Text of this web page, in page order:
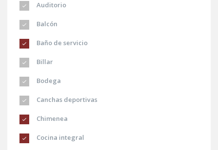
Auditorio
Balcón
Baño de servicio
Billar
Bodega
Canchas deportivas
Chimenea
Cocina integral